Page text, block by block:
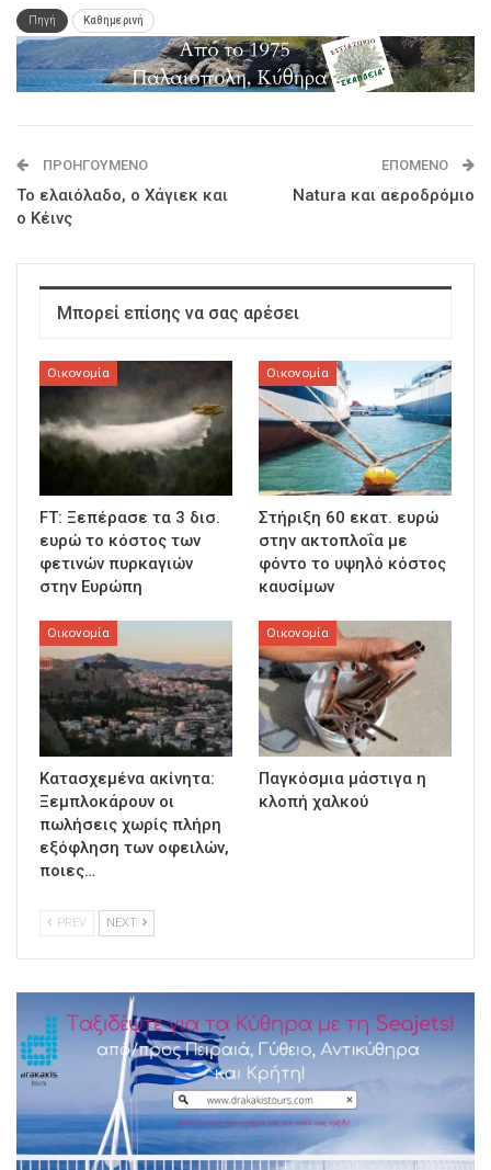
Πηγή Καθημερινή
ΠΡΟΗΓΟΎΜΕΝΟ
Το ελαιόλαδο, ο Χάγιεκ και
ο Κέινς
ΕΠΌΜΕΝΟ
Natura και αεροδρόμιο
Μπορεί επίσης να σας αρέσει
Οικονομία
FT: Ξεπέρασε τα 3 δισ.
ευρώ το κόστος των
φετινών πυρκαγιών
στην Ευρώπη
Οικονομία
Στήριξη 60 εκατ. ευρώ
στην ακτοπλοΐα με
φόντο το υψηλό κόστος
καυσίμων
Οικονομία
Κατασχεμένα ακίνητα:
Ξεμπλοκάρουν οι
πωλήσεις χωρίς πλήρη
εξόφληση των οφειλών,
ποιες…
Οικονομία
Παγκόσμια μάστιγα η
κλοπή χαλκού
PREV NEXT